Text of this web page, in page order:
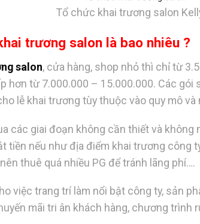
Tổ chức khai trương salon
trương salon là bao nhiêu ?
salon, cửa hàng, shop nhỏ thì chỉ từ
hơn từ 7.000.000 – 15.000.000. Các gói
lễ khai trương tùy thuộc vào quy mô và
các giai đoạn không cần thiết và không
tiền nếu như địa điểm khai trương công
thuê quá nhiều PG để tránh lãng phí….
việc trang trí làm nổi bật công ty, sản
mãi tri ân khách hàng, chương trình